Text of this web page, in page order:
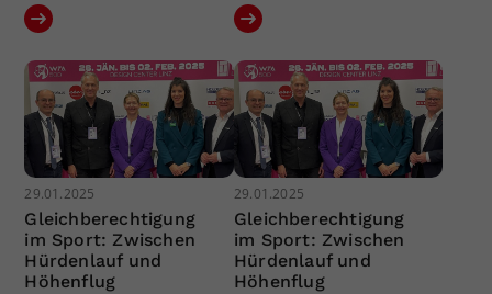
29.01.2025
Gleichberechtigung
im Sport: Zwischen
Hürdenlauf und
Höhenflug
29.01.2025
Gleichberechtigung
im Sport: Zwischen
Hürdenlauf und
Höhenflug